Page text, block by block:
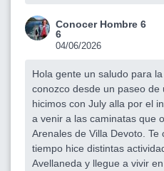
Conocer Hombre 6
6
04/06/2026
Hola gente un saludo para
conozco desde un paseo de
hicimos con July alla por el
a venir a las caminatas que
Arenales de Villa Devoto.
tiempo hice distintas
Avellaneda y llegue a vivir